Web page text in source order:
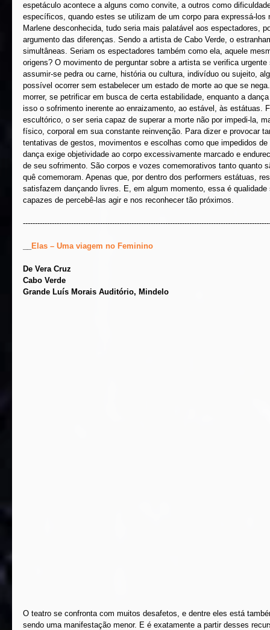
espetáculo acontece a alguns como convite, a outros como
específicos, quando estes se utilizam de um corpo para expressá-
Marlene desconhecida, tudo seria mais palatável aos espectadores,
argumento das diferenças. Sendo a artista de Cabo Verde, o
simultâneas. Seriam os espectadores também como ela, aquele
origens? O movimento de perguntar sobre a artista se verifica
assumir-se pedra ou carne, história ou cultura, indivíduo ou sujeito,
possível ocorrer sem estabelecer um estado de morte ao que se
morrer, se petrificar em busca de certa estabilidade, enquanto a
isso o sofrimento inerente ao enraizamento, ao estável, às estátuas.
escultórico, o ser seria capaz de superar a morte não por impedi-la,
físico, corporal em sua constante reinvenção. Para dizer e provocar
tentativas de gestos, movimentos e escolhas como que impedidos
dança exige objetividade ao corpo excessivamente marcado e
de seu sofrimento. São corpos e vozes comemorativos tanto quanto
quê comemoram. Apenas que, por dentro dos performers estátuas,
satisfazem dançando livres. E, em algum momento, essa é
capazes de percebê-las agir e nos reconhecer tão próximos.
Elas – Uma viagem no Feminino
De Vera Cruz
Cabo Verde
Grande Luís Morais Auditório, Mindelo
O teatro se confronta com muitos desafetos, e dentre eles está
sendo uma manifestação menor. E é exatamente a partir desses